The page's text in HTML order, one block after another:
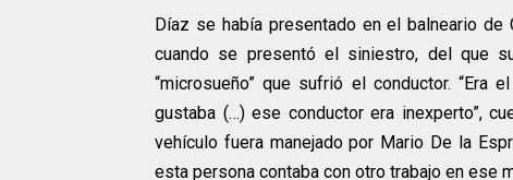
Díaz se había presentado en el balneario
cuando se presentó el siniestro, del que
“microsueño” que sufrió el conductor.
gustaba (…) ese conductor era inexperto”,
vehículo fuera manejado por Mario De la
esta persona contaba con otro trabajo en ese